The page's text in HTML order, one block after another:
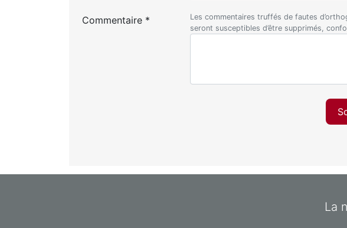
Commentaire *
Les commentaires truffés de fautes
seront susceptibles d’être supprimés,
La